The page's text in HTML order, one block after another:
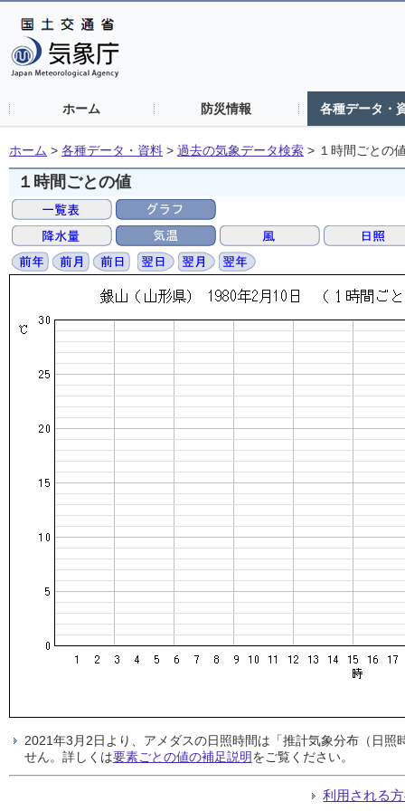
ホーム 防災情報 各種データ・
ホーム > 各種データ・資料 > 過去の気象データ検索 > １時間ごとの
１時間ごとの値
2021年3月2日より、アメダスの日照時間は「推計気象分布（日
せん。詳しくは要素ごとの値の補足説明をご覧ください。
利用される